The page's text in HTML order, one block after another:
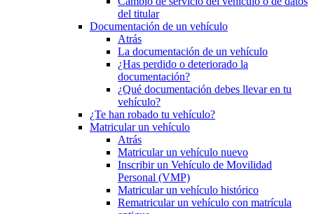
del titular
Documentación de un vehículo
Atrás
La documentación de un vehículo
¿Has perdido o deteriorado la
documentación?
¿Qué documentación debes llevar en tu
vehículo?
¿Te han robado tu vehículo?
Matricular un vehículo
Atrás
Matricular un vehículo nuevo
Inscribir un Vehículo de Movilidad
Personal (VMP)
Matricular un vehículo histórico
Rematricular un vehículo con matrícula